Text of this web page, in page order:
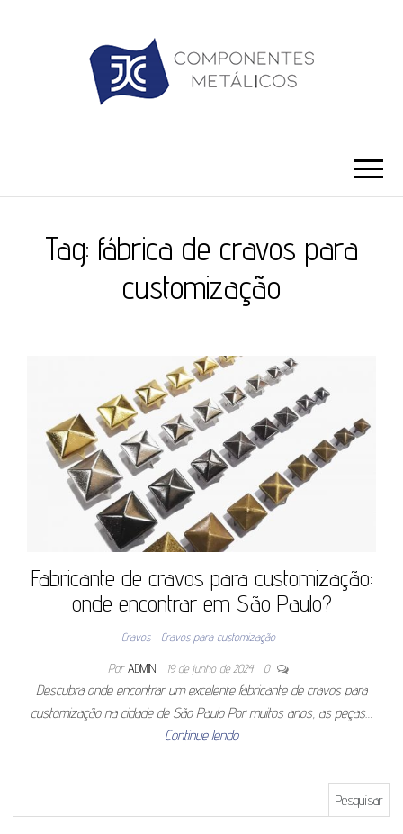
Tag: fábrica de cravos para
customização
Fabricante de cravos para customização:
onde encontrar em São Paulo?
Cravos Cravos para customização
Por ADMIN 19 de junho de 2024 0
Descubra onde encontrar um excelente fabricante de cravos para
customização na cidade de São Paulo Por muitos anos, as peças…
Continue lendo